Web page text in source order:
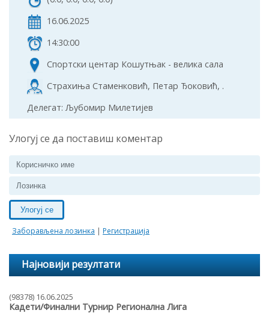
16.06.2025
14:30:00
Спортски центар Кошутњак - велика сала
Страхиња Стаменковић, Петар Ђоковић, .
Делегат: Љубомир Милетијев
Улогуј се да поставиш коментар
Улогуј се
Заборављена лозинка | Регистрација
Најновији резултати
(98378) 16.06.2025
Кадети/Финални Турнир Регионална Лига